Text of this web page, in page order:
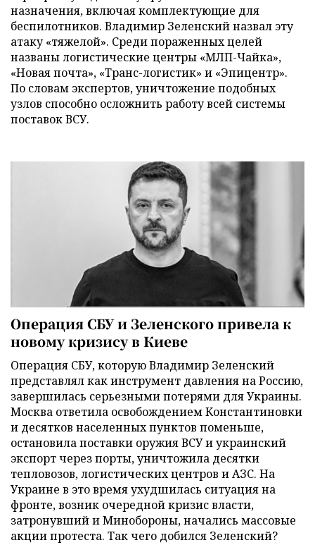
назначения, включая комплектующие для
беспилотников. Владимир Зеленский назвал эту
атаку «тяжелой». Среди пораженных целей
названы логистические центры «МЛП-Чайка»,
«Новая почта», «Транс-логистик» и «Эпицентр».
По словам экспертов, уничтожение подобных
узлов способно осложнить работу всей системы
поставок ВСУ.
Операция СБУ и Зеленского привела к
новому кризису в Киеве
Операция СБУ, которую Владимир Зеленский
представлял как инструмент давления на Россию,
завершилась серьезными потерями для Украины.
Москва ответила освобождением Константиновки
и десятков населенных пунктов поменьше,
остановила поставки оружия ВСУ и украинский
экспорт через порты, уничтожила десятки
тепловозов, логистических центров и АЗС. На
Украине в это время ухудшилась ситуация на
фронте, возник очередной кризис власти,
затронувший и Минобороны, начались массовые
акции протеста. Так чего добился Зеленский?